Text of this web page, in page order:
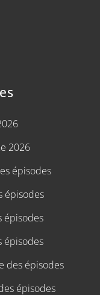
2026
épisodes
épisodes
épisodes
épisodes
des épisodes
épisodes